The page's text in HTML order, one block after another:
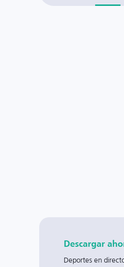
Descargar
Deportes en